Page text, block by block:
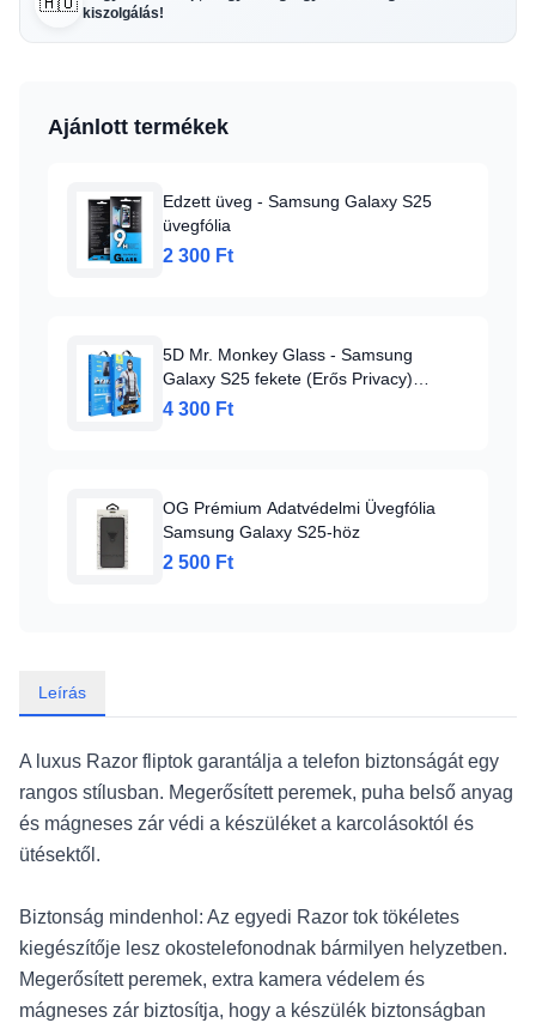
kiszolgálás!
Ajánlott termékek
Edzett üveg - Samsung Galaxy S25
üvegfólia
2 300 Ft
5D Mr. Monkey Glass - Samsung
Galaxy S25 fekete (Erős Privacy)
üvegfólia
4 300 Ft
OG Prémium Adatvédelmi Üvegfólia
Samsung Galaxy S25-höz
2 500 Ft
Leírás
A luxus Razor fliptok garantálja a telefon biztonságát egy
rangos stílusban. Megerősített peremek, puha belső anyag
és mágneses zár védi a készüléket a karcolásoktól és
ütésektől.
Biztonság mindenhol: Az egyedi Razor tok tökéletes
kiegészítője lesz okostelefonodnak bármilyen helyzetben.
Megerősített peremek, extra kamera védelem és
mágneses zár biztosítja, hogy a készülék biztonságban